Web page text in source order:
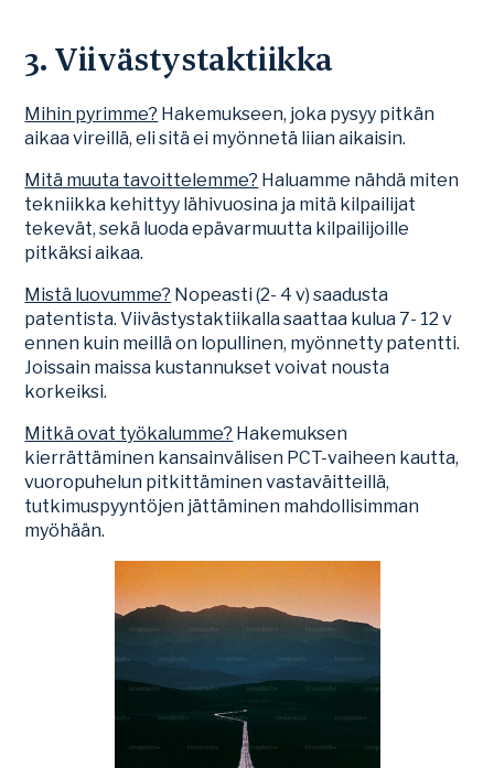
3. Viivästystaktiikka
Mihin pyrimme? Hakemukseen, joka pysyy pitkän
aikaa vireillä, eli sitä ei myönnetä liian aikaisin.
Mitä muuta tavoittelemme? Haluamme nähdä miten
tekniikka kehittyy lähivuosina ja mitä kilpailijat
tekevät, sekä luoda epävarmuutta kilpailijoille
pitkäksi aikaa.
Mistä luovumme? Nopeasti (2- 4 v) saadusta
patentista. Viivästystaktiikalla saattaa kulua 7- 12 v
ennen kuin meillä on lopullinen, myönnetty patentti.
Joissain maissa kustannukset voivat nousta
korkeiksi.
Mitkä ovat työkalumme? Hakemuksen
kierrättäminen kansainvälisen PCT-vaiheen kautta,
vuoropuhelun pitkittäminen vastaväitteillä,
tutkimuspyyntöjen jättäminen mahdollisimman
myöhään.